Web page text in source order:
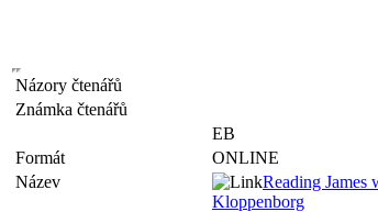
Názory čtenářů
Známka čtenářů
EB
Formát
ONLINE
Název
Reading James
Kloppenborg